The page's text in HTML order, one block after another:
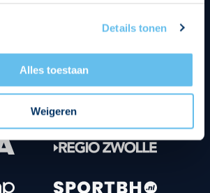
Details tonen
Alles toestaan
Weigeren